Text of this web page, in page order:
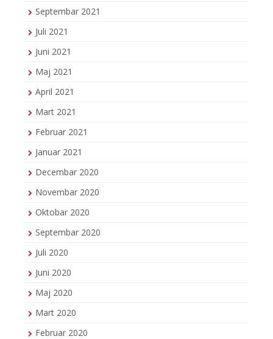
Septembar 2021
Juli 2021
Juni 2021
Maj 2021
April 2021
Mart 2021
Februar 2021
Januar 2021
Decembar 2020
Novembar 2020
Oktobar 2020
Septembar 2020
Juli 2020
Juni 2020
Maj 2020
Mart 2020
Februar 2020